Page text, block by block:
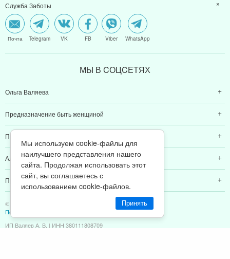
Служба Заботы
Почта Telegram VK FB Viber WhatsApp
МЫ В CОЦCЕТЯХ
Ольга Валяева
Предназначение быть женщиной
Предназначение быть мамой
Алексей Валяев
Предназначение быть папой
© 2011-2026 Предназначение быть Женщиной
Политика конфиденциальности
ИП Валяев А. В. | ИНН 380111808709
Мы используем cookie-файлы для
наилучшего представления нашего
сайта. Продолжая использовать этот
сайт, вы соглашаетесь с
использованием cookie-файлов.
Принять